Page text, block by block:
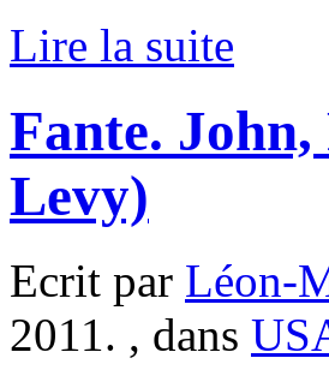
Lire la suite
Fante.
Levy)
Ecrit par Léon-
2011. , dans